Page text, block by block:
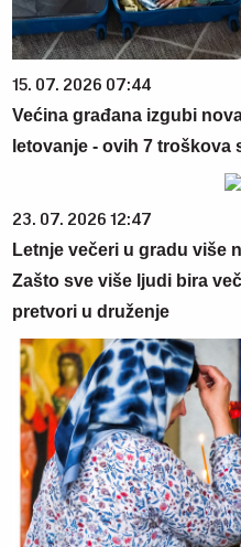
15. 07. 2026 07:44
Većina građana izgubi
letovanje - ovih 7 troškova
23. 07. 2026 12:47
Letnje večeri u gradu više
Zašto sve više ljudi bira
pretvori u druženje